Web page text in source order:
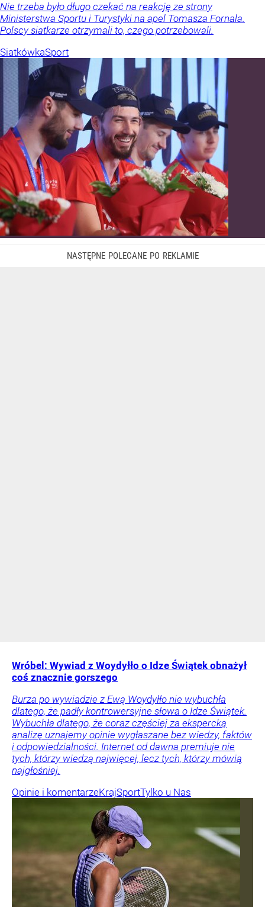
Nie trzeba było długo czekać na reakcję ze strony
Ministerstwa Sportu i Turystyki na apel Tomasza Fornala.
Polscy siatkarze otrzymali to, czego potrzebowali.
SiatkówkaSport
Wróbel: Wywiad z Woydyłło o Idze Świątek obnażył
coś znacznie gorszego
Burza po wywiadzie z Ewą Woydyłło nie wybuchła
dlatego, że padły kontrowersyjne słowa o Idze Świątek.
Wybuchła dlatego, że coraz częściej za ekspercką
analizę uznajemy opinie wygłaszane bez wiedzy, faktów
i odpowiedzialności. Internet od dawna premiuje nie
tych, którzy wiedzą najwięcej, lecz tych, którzy mówią
najgłośniej.
Opinie i komentarzeKrajSportTylko u Nas